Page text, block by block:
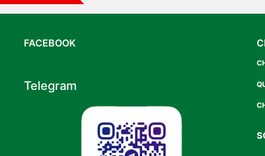
FACEBOOK
Telegram